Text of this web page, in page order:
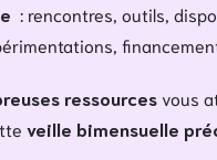
: rencontres, outils,
ressources vous
veille bimensuelle